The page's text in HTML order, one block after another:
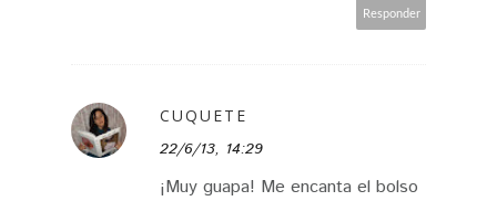
Responder
CUQUETE
22/6/13, 14:29
¡Muy guapa! Me encanta el bolso